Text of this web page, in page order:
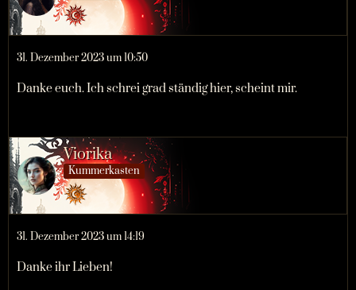
31. Dezember 2023 um 10:50
Danke euch. Ich schrei grad ständig hier, scheint mir.
Viorika
Kummerkasten
31. Dezember 2023 um 14:19
Danke ihr Lieben!